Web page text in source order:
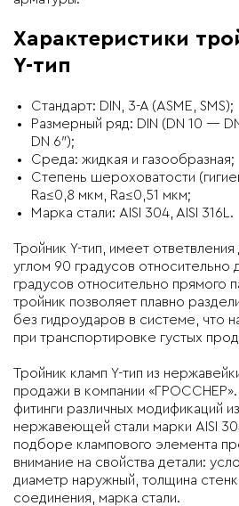
Характеристики
Y-тип
Стандарт: DIN, 3-A (ASME, SMS);
Размерный ряд: DIN (DN 10 —
DN 6″);
Среда: жидкая и газообразная;
Степень шероховатости
Ra≤0,8 мкм, Ra≤0,51 мкм;
Марка стали: AISI 304, AISI 316L.
Тройник Y-тип, имеет
углом 90 градусов относительно
градусов относительно прямого
тройник позволяет плавно
без гидроударов в системе, что
при транспортировке густых
Тройник кламп Y-тип из
продажи в компании
фитинги различных модификаций
нержавеющей стали марки AISI
подборе клампового элемента
внимание на свойства детали:
диаметр наружный, толщина
соединения, марка стали.